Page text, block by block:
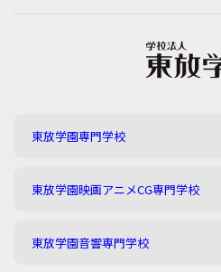
東放学園専門学校
東放学園映画アニメCG専門学校
東放学園音響専門学校